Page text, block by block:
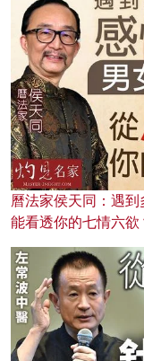
曆法家侯天同：遇
能看透你的七情六欲